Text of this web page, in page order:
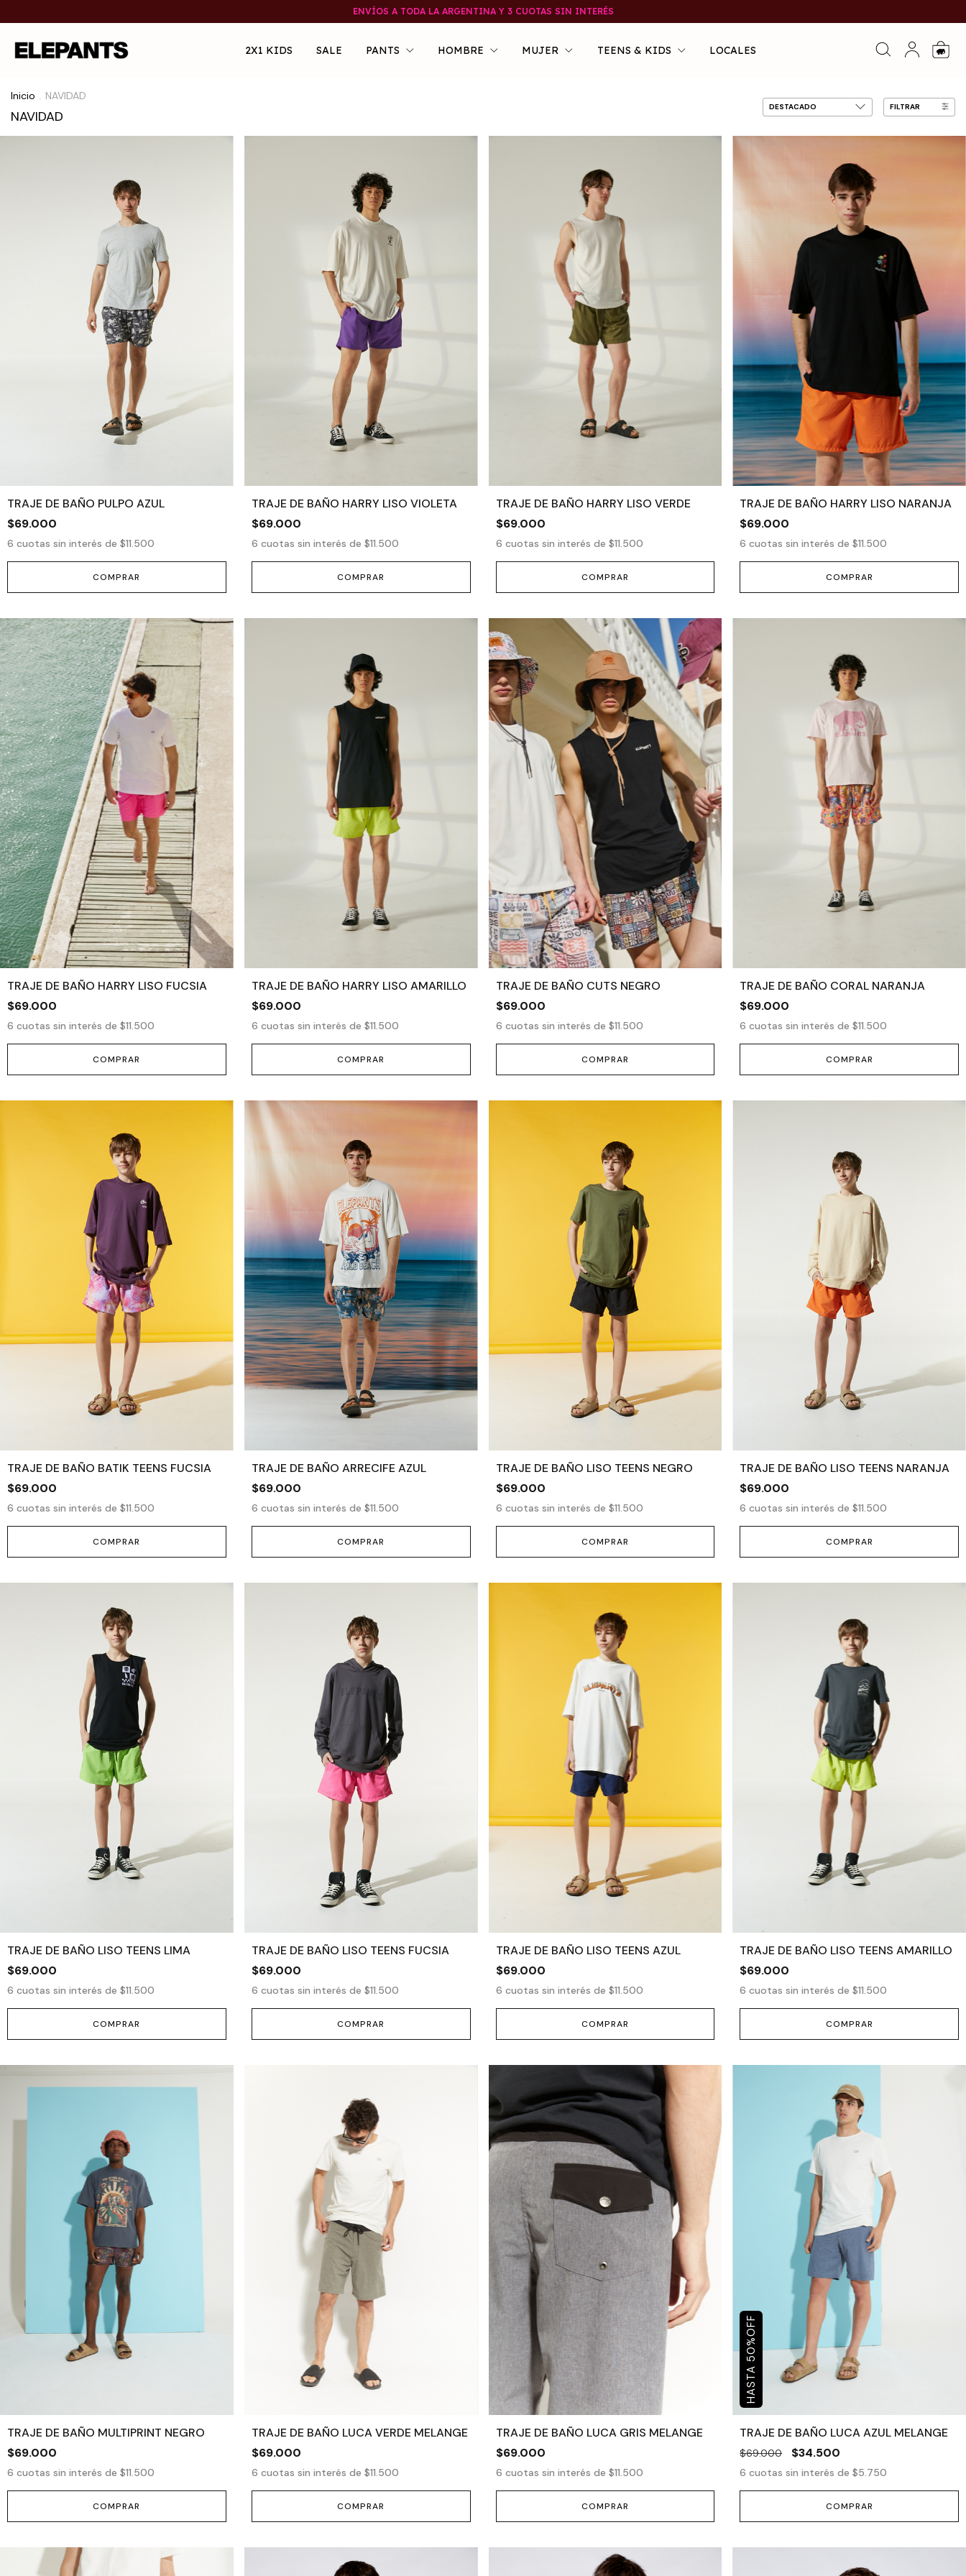
ENVÍOS A TODA LA ARGENTINA Y 3 CUOTAS SIN INTERÉS
2X1 KIDS SALE PANTS HOMBRE MUJER TEENS & KIDS LOCALES 0
Inicio NAVIDAD
NAVIDAD
FILTRAR
TRAJE DE BAÑO PULPO AZUL
$69.000
6 cuotas sin interés de $11.500
COMPRAR
TRAJE DE BAÑO HARRY LISO VIOLETA
$69.000
6 cuotas sin interés de $11.500
COMPRAR
TRAJE DE BAÑO HARRY LISO VERDE
$69.000
6 cuotas sin interés de $11.500
COMPRAR
TRAJE DE BAÑO HARRY LISO NARANJA
$69.000
6 cuotas sin interés de$11.500
COMPRAR
TRAJE DE BAÑO HARRY LISO FUCSIA
$69.000
6 cuotas sin interés de $11.500
COMPRAR
TRAJE DE BAÑO HARRY LISO AMARILLO
$69.000
6 cuotas sin interés de $11.500
COMPRAR
TRAJE DE BAÑO CUTS NEGRO
$69.000
6 cuotas sin interés de $11.500
COMPRAR
TRAJE DE BAÑO CORAL NARANJA
$69.000
6 cuotas sin interés de$11.500
COMPRAR
TRAJE DE BAÑO BATIK TEENS FUCSIA
$69.000
6 cuotas sin interés de $11.500
COMPRAR
TRAJE DE BAÑO ARRECIFE AZUL
$69.000
6 cuotas sin interés de $11.500
COMPRAR
TRAJE DE BAÑO LISO TEENS NEGRO
$69.000
6 cuotas sin interés de $11.500
COMPRAR
TRAJE DE BAÑO LISO TEENS NARANJA
$69.000
6 cuotas sin interés de$11.500
COMPRAR
TRAJE DE BAÑO LISO TEENS LIMA
$69.000
6 cuotas sin interés de $11.500
COMPRAR
TRAJE DE BAÑO LISO TEENS FUCSIA
$69.000
6 cuotas sin interés de $11.500
COMPRAR
TRAJE DE BAÑO LISO TEENS AZUL
$69.000
6 cuotas sin interés de $11.500
COMPRAR
TRAJE DE BAÑO LISO TEENS AMARILLO
$69.000
6 cuotas sin interés de$11.500
COMPRAR
TRAJE DE BAÑO MULTIPRINT NEGRO
$69.000
6 cuotas sin interés de $11.500
COMPRAR
TRAJE DE BAÑO LUCA VERDE MELANGE
$69.000
6 cuotas sin interés de $11.500
COMPRAR
TRAJE DE BAÑO LUCA GRIS MELANGE
$69.000
6 cuotas sin interés de $11.500
COMPRAR
50
%
OFF
TRAJE DE BAÑO LUCA AZUL MELANGE
$69.000 $34.500
6 cuotas sin interés de$5.750
COMPRAR